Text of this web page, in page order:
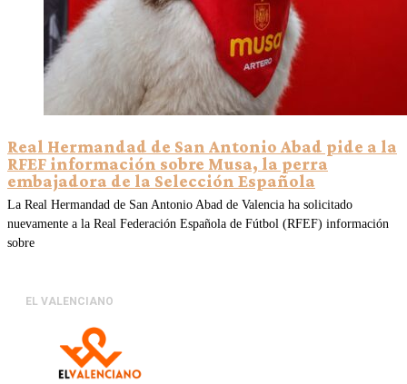
Real Hermandad de San Antonio Abad pide a la
RFEF información sobre Musa, la perra
embajadora de la Selección Española
La Real Hermandad de San Antonio Abad de Valencia ha solicitado
nuevamente a la Real Federación Española de Fútbol (RFEF) información
sobre
EL VALENCIANO